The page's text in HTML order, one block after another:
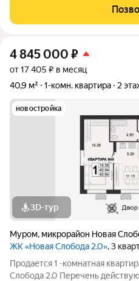
Планировка продумана и
обустроена удобная встроенная
4 845 000 ₽
от 17 405 ₽ в месяц
40,9 м²
1-комн. квартира 2
новостройка
3D-тур
Муром, микрорайон Новая
ЖК «Новая Слобода 2.0», 3
Продается 1 -комнатная
Слобода 2.0 Перечень